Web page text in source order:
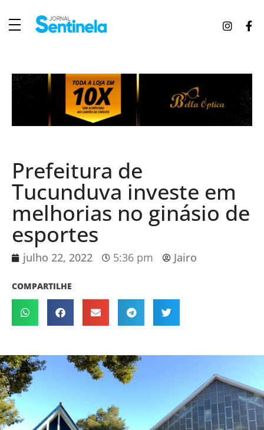
Prefeitura de
Tucunduva investe em
melhorias no ginásio de
esportes
julho 22, 2022 5:36 pm Jairo
COMPARTILHE